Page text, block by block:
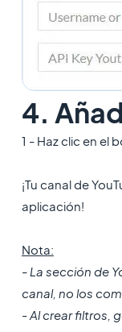
4.
1 - Haz clic en el
¡Tu canal de
aplicación!
Nota:
- La sección de
canal, no los
- Al crear filtros,